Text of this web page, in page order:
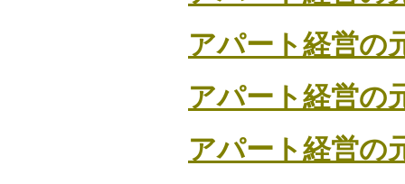
アパート経営の
アパート経営の
アパート経営の